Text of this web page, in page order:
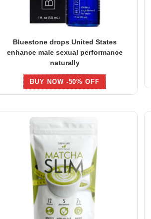
Bluestone drops United States
enhance male sexual performance
naturally
BUY NOW -50% OFF